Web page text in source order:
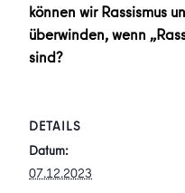
können wir Rassismus
überwinden, wenn
sind?
DETAILS
Datum:
07.12.2023